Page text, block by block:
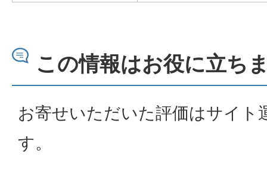
この情報はお役に立ち
お寄せいただいた評価はサイト
す。